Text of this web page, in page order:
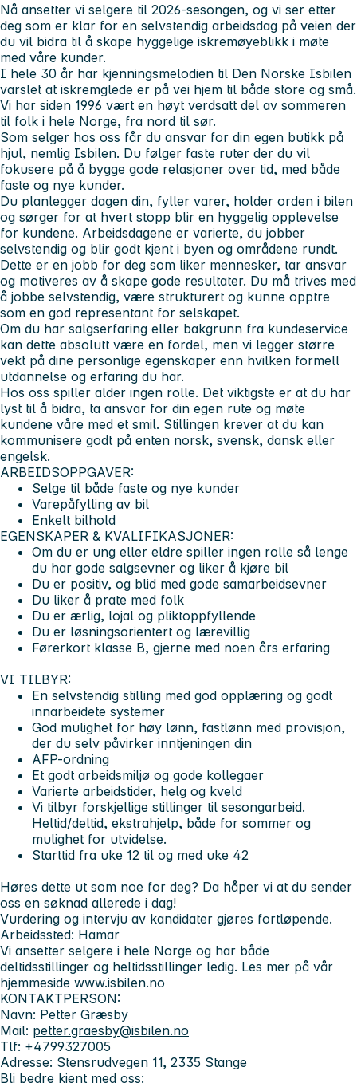
Nå ansetter vi selgere til 2026-sesongen, og vi ser etter
deg som er klar for en selvstendig arbeidsdag på veien der
du vil bidra til å skape hyggelige iskremøyeblikk i møte
med våre kunder.
I hele 30 år har kjenningsmelodien til Den Norske Isbilen
varslet at iskremglede er på vei hjem til både store og små.
Vi har siden 1996 vært en høyt verdsatt del av sommeren
til folk i hele Norge, fra nord til sør.
Som selger hos oss får du ansvar for din egen butikk på
hjul, nemlig Isbilen. Du følger faste ruter der du vil
fokusere på å bygge gode relasjoner over tid, med både
faste og nye kunder.
Du planlegger dagen din, fyller varer, holder orden i bilen
og sørger for at hvert stopp blir en hyggelig opplevelse
for kundene. Arbeidsdagene er varierte, du jobber
selvstendig og blir godt kjent i byen og områdene rundt.
Dette er en jobb for deg som liker mennesker, tar ansvar
og motiveres av å skape gode resultater. Du må trives med
å jobbe selvstendig, være strukturert og kunne opptre
som en god representant for selskapet.
Om du har salgserfaring eller bakgrunn fra kundeservice
kan dette absolutt være en fordel, men vi legger større
vekt på dine personlige egenskaper enn hvilken formell
utdannelse og erfaring du har.
Hos oss spiller alder ingen rolle. Det viktigste er at du har
lyst til å bidra, ta ansvar for din egen rute og møte
kundene våre med et smil. Stillingen krever at du kan
kommunisere godt på enten norsk, svensk, dansk eller
engelsk.
ARBEIDSOPPGAVER:
Selge til både faste og nye kunder
Varepåfylling av bil
Enkelt bilhold
EGENSKAPER & KVALIFIKASJONER:
Om du er ung eller eldre spiller ingen rolle så lenge
du har gode salgsevner og liker å kjøre bil
Du er positiv, og blid med gode samarbeidsevner
Du liker å prate med folk
Du er ærlig, lojal og pliktoppfyllende
Du er løsningsorientert og lærevillig
Førerkort klasse B, gjerne med noen års erfaring
VI TILBYR:
En selvstendig stilling med god opplæring og godt
innarbeidete systemer
God mulighet for høy lønn, fastlønn med provisjon,
der du selv påvirker inntjeningen din
AFP-ordning
Et godt arbeidsmiljø og gode kollegaer
Varierte arbeidstider, helg og kveld
Vi tilbyr forskjellige stillinger til sesongarbeid.
Heltid/deltid, ekstrahjelp, både for sommer og
mulighet for utvidelse.
Starttid fra uke 12 til og med uke 42
Høres dette ut som noe for deg? Da håper vi at du sender
oss en søknad allerede i dag!
Vurdering og intervju av kandidater gjøres fortløpende.
Arbeidssted: Hamar
Vi ansetter selgere i hele Norge og har både
deltidsstillinger og heltidsstillinger ledig. Les mer på vår
hjemmeside www.isbilen.no
KONTAKTPERSON:
Navn: Petter Græsby
Mail: petter.graesby@isbilen.no
Tlf: +4799327005
Adresse: Stensrudvegen 11, 2335 Stange
Bli bedre kjent med oss: